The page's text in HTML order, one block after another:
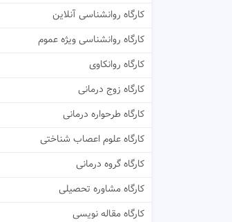
کارگاه روانشناسی آنلاین
کارگاه روانشناسی ویژه عموم
کارگاه روانکاوی
کارگاه زوج درمانی
کارگاه طرحواره درمانی
کارگاه علوم اعصاب شناختی
کارگاه گروه درمانی
کارگاه مشاوره تحصیلی
کارگاه مقاله نویسی